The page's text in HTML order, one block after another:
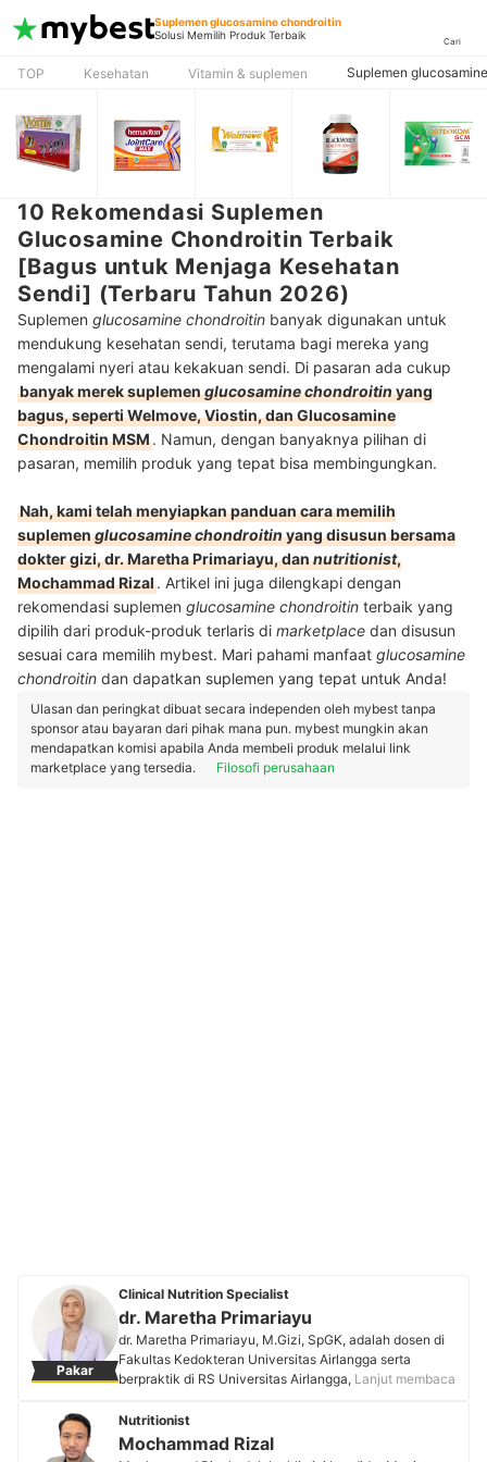
Suplemen glucosamine chondroitin
Solusi Memilih Produk Terbaik
Cari
TOP Kesehatan Vitamin & suplemen Suplemen
10 Rekomendasi Suplemen
Glucosamine Chondroitin Terbaik
[Bagus untuk Menjaga Kesehatan
Sendi] (Terbaru Tahun 2026)
Suplemen glucosamine chondroitin banyak digunakan untuk
mendukung kesehatan sendi, terutama bagi mereka yang
mengalami nyeri atau kekakuan sendi. Di pasaran ada cukup
banyak merek suplemenglucosamine chondroitinyang
bagus, seperti Welmove, Viostin, dan Glucosamine
Chondroitin MSM. Namun, dengan banyaknya pilihan di
pasaran, memilih produk yang tepat bisa membingungkan.
Nah, kami telah menyiapkan panduan cara memilih
suplemenglucosamine chondroitinyang disusun bersama
dokter gizi, dr. Maretha Primariayu, dannutritionist,
Mochammad Rizal. Artikel ini juga dilengkapi dengan
rekomendasi suplemen glucosamine chondroitin terbaik yang
dipilih dari produk-produk terlaris di marketplace dan disusun
sesuai cara memilih mybest. Mari pahami manfaat glucosamine
chondroitin dan dapatkan suplemen yang tepat untuk Anda!
Ulasan dan peringkat dibuat secara independen oleh mybest tanpa
sponsor atau bayaran dari pihak mana pun. mybest mungkin akan
mendapatkan komisi apabila Anda membeli produk melalui link
marketplace yang tersedia.
Filosofi perusahaan
Pakar
Clinical Nutrition Specialist
dr. Maretha Primariayu
dr. Maretha Primariayu, M.Gizi, SpGK, adalah dosen di
Fakultas Kedokteran Universitas Airlangga serta
berpraktik di RS Universitas Airlangga, Prossi Clinic
merupakan lulusan S1 fakultas kedokteran Universitas
Brawijaya pada 2011 dan dilanjutkan dengan
pendidikan S2 serta program pendidikan spesialis gizi
Lanjut membaca
Nutritionist
Mochammad Rizal